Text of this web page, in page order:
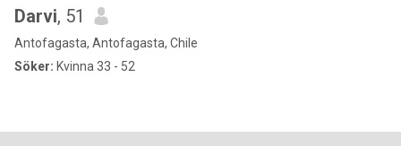
Darvi, 51
Antofagasta, Antofagasta, Chile
Söker: Kvinna 33 - 52